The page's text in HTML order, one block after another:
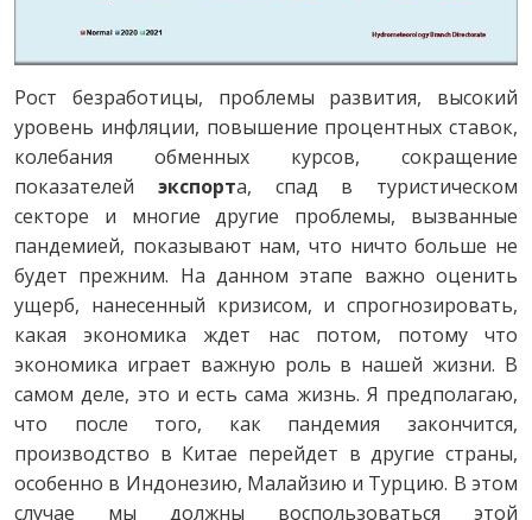
Рост безработицы, проблемы развития, высокий
уровень инфляции, повышение процентных ставок,
колебания обменных курсов, сокращение
показателей экспорта, спад в туристическом
секторе и многие другие проблемы, вызванные
пандемией, показывают нам, что ничто больше не
будет прежним. На данном этапе важно оценить
ущерб, нанесенный кризисом, и спрогнозировать,
какая экономика ждет нас потом, потому что
экономика играет важную роль в нашей жизни. В
самом деле, это и есть сама жизнь. Я предполагаю,
что после того, как пандемия закончится,
производство в Китае перейдет в другие страны,
особенно в Индонезию, Малайзию и Турцию. В этом
случае мы должны воспользоваться этой